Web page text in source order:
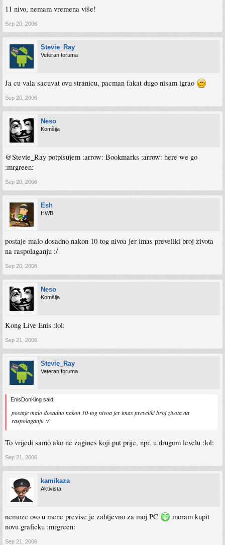
11 nivo, nemam vremena više!
Sep 20, 2006
Stevie_Ray
Veteran foruma
Ja cu vala sacuvat ovu stranicu, pacman fakat dugo nisam igrao
Sep 20, 2006
Neso
Komšija
@Stevie_Ray potpisujem :arrow: Bookmarks :arrow: here we go
:mrgreen:
Sep 20, 2006
Esh
HWB
postaje malo dosadno nakon 10-tog nivoa jer imas preveliki broj zivota
na raspolaganju :/
Sep 20, 2006
Neso
Komšija
Kong Live Enis :lol:
Sep 21, 2006
Stevie_Ray
Veteran foruma
EnisDonKing said:
postaje malo dosadno nakon 10-tog nivoa jer imas preveliki broj zivota na
raspolaganju :/
To vrijedi samo ako ne zagines koji put prije, npr. u drugom levelu :lol:
Sep 21, 2006
kamikaza
Aktivista
nemoze ovo u mene previse je zahtjevno za moj PC
moram kupit
novu graficku :mrgreen:
Sep 21, 2006